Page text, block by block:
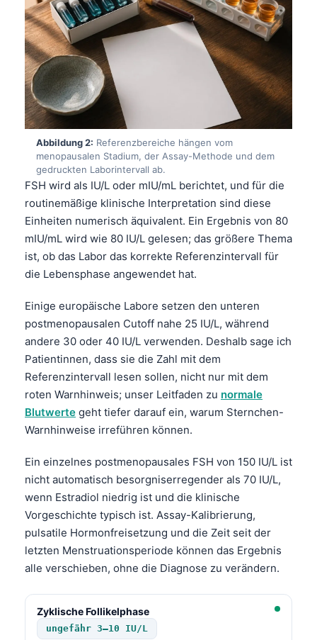
Abbildung 2: Referenzbereiche hängen vom
menopausalen Stadium, der Assay-Methode und dem
gedruckten Laborintervall ab.
FSH wird als IU/L oder mIU/mL berichtet, und für die
routinemäßige klinische Interpretation sind diese
Einheiten numerisch äquivalent. Ein Ergebnis von 80
mIU/mL wird wie 80 IU/L gelesen; das größere Thema
ist, ob das Labor das korrekte Referenzintervall für
die Lebensphase angewendet hat.
Einige europäische Labore setzen den unteren
postmenopausalen Cutoff nahe 25 IU/L, während
andere 30 oder 40 IU/L verwenden. Deshalb sage ich
Patientinnen, dass sie die Zahl mit dem
Referenzintervall lesen sollen, nicht nur mit dem
roten Warnhinweis; unser Leitfaden zu normale
Blutwerte geht tiefer darauf ein, warum Sternchen-
Warnhinweise irreführen können.
Ein einzelnes postmenopausales FSH von 150 IU/L ist
nicht automatisch besorgniserregender als 70 IU/L,
wenn Estradiol niedrig ist und die klinische
Vorgeschichte typisch ist. Assay-Kalibrierung,
pulsatile Hormonfreisetzung und die Zeit seit der
letzten Menstruationsperiode können das Ergebnis
alle verschieben, ohne die Diagnose zu verändern.
Zyklische Follikelphase
ungefähr 3–10 IU/L